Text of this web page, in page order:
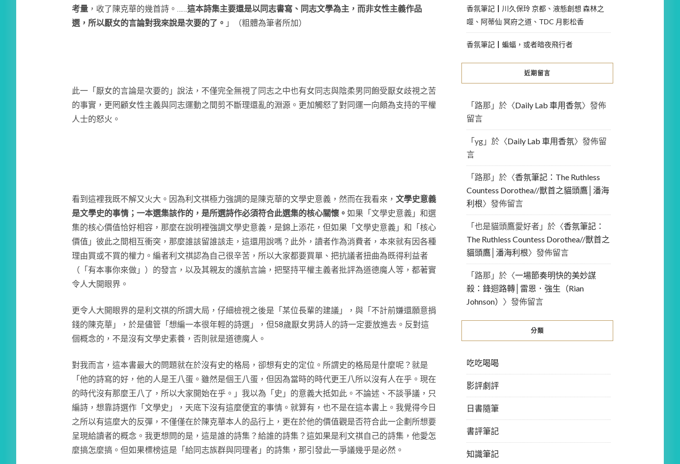
考量 ，收了陳克華的幾首詩。……這本詩集主要還是以同志書寫、同志文學為主，而非女性主義作品
選，所以厭女的言論對我來說是次要的了。 」（粗體為筆者所加）
此一「厭女的言論是次要的」說法，不僅完全無視了同志之中也有女同志與陰柔男同飽受厭女歧視之苦
的事實，更罔顧女性主義與同志運動之間剪不斷理還亂的淵源。更加觸怒了對同運一向頗為支持的平權
人士的怒火。
看到這裡我既不解又火大。因為利文祺極力強調的是陳克華的文學史意義，然而在我看來， 文學史意義
是文學史的事情；一本選集該作的，是所選詩作必須符合此選集的核心關懷。 如果「文學史意義」和選
集的核心價值恰好相容，那麼在說明裡強調文學史意義，是錦上添花，但如果「文學史意義」和「核心
價值」彼此之間相互衝突，那麼誰該留誰該走，這還用說嗎？此外，讀者作為消費者，本來就有因各種
理由買或不買的權力。編者利文祺認為自己很辛苦，所以大家都要買單、把抗議者扭曲為既得利益者
（「有本事你來做」）的發言，以及其親友的護航言論，把堅持平權主義者批評為道德魔人等，都著實
令人大開眼界。
更令人大開眼界的是利文祺的所謂大局，仔細檢視之後是「某位長輩的建議」，與「不計前嫌還願意捐
錢的陳克華」，於是儘管「想編一本很年輕的詩選」，但58歲厭女男詩人的詩一定要放進去。反對這
個概念的，不是沒有文學史素養，否則就是道德魔人。
對我而言，這本書最大的問題就在於沒有史的格局，卻想有史的定位。所謂史的格局是什麼呢？就是
「他的詩寫的好，他的人是王八蛋。雖然是個王八蛋，但因為當時的時代更王八所以沒有人在乎。現在
的時代沒有那麼王八了，所以大家開始在乎。」我以為「史」的意義大抵如此。不論述、不談爭議，只
編詩，想靠詩選作「文學史」，天底下沒有這麼便宜的事情。就算有，也不是在這本書上。我覺得今日
之所以有這麼大的反彈，不僅僅在於陳克華本人的品行上，更在於他的價值觀是否符合此一企劃所想要
呈現給讀者的概念。我更想問的是，這是誰的詩集？給誰的詩集？這如果是利文祺自己的詩集，他愛怎
麼搞怎麼搞。但如果標榜這是「給同志族群與同理者」的詩集，那引發此一爭議幾乎是必然。
香氛筆記┃川久保玲 京都、液態創想 森林之
噬、阿蒂仙 冥府之道、TDC 月影松香
香氛筆記┃蝙蝠，或者暗夜飛行者
近期留言
「路那 」於〈Daily Lab 車用香氛〉發佈
留言
「yg 」於〈Daily Lab 車用香氛〉發佈留
言
「路那 」於〈香氛筆記：The Ruthless
Countess Dorothea//獸首之貓頭鷹│潘海
利根〉發佈留言
「也是貓頭鷹愛好者 」於〈香氛筆記：
The Ruthless Countess Dorothea//獸首之
貓頭鷹│潘海利根〉發佈留言
「路那 」於〈一場節奏明快的美妙謀
殺：鋒迴路轉│雷恩．強生（Rian
Johnson） 〉發佈留言
分類
吃吃喝喝
影評劇評
日書隨筆
書評筆記
知識筆記